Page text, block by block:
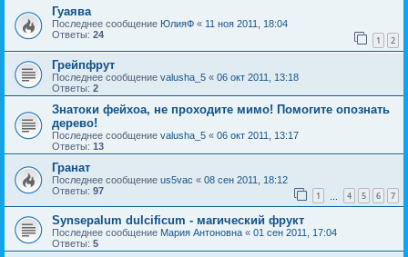
Гуаява
Последнее сообщение ЮлияФ « 11 ноя 2011, 18:04
Ответы: 24 1 2
Грейпфрут
Последнее сообщение valusha_5 « 06 окт 2011, 13:18
Ответы: 2
Знатоки фейхоа, не проходите мимо! Помогите опознать
дерево!
Последнее сообщение valusha_5 « 06 окт 2011, 13:17
Ответы: 13
Гранат
Последнее сообщение us5vac « 08 сен 2011, 18:12
Ответы: 97 1 4 5 6 7
Synsepalum dulcificum - магический фрукт
Последнее сообщение Мария Антоновна « 01 сен 2011, 17:04
Ответы: 5